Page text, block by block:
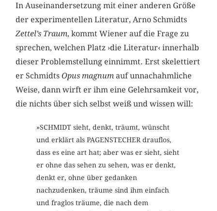
In Auseinandersetzung mit einer anderen Größe
der experimentellen Literatur, Arno Schmidts
Zettel’s Traum, kommt Wiener auf die Frage zu
sprechen, welchen Platz ›die Literatur‹ innerhalb
dieser Problemstellung einnimmt. Erst skelettiert
er SchmidtsOpus magnum auf unnachahmliche
Weise, dann wirft er ihm eine Gelehrsamkeit vor,
die nichts über sich selbst weiß und wissen will:
»SCHMIDT sieht, denkt, träumt, wünscht
und erklärt als PAGENSTECHER drauflos,
dass es eine art hat; aber was er sieht, sieht
er ohne das sehen zu sehen, was er denkt,
denkt er, ohne über gedanken
nachzudenken, träume sind ihm einfach
und fraglos träume, die nach dem